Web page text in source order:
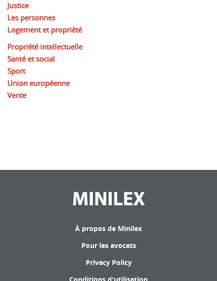
Justice
Les personnes
Logement et propriété
Propriété intellectuelle
Santé et social
Sport
Union européenne
Vente
À propos de Minilex
Pour les avocats
Privacy Policy